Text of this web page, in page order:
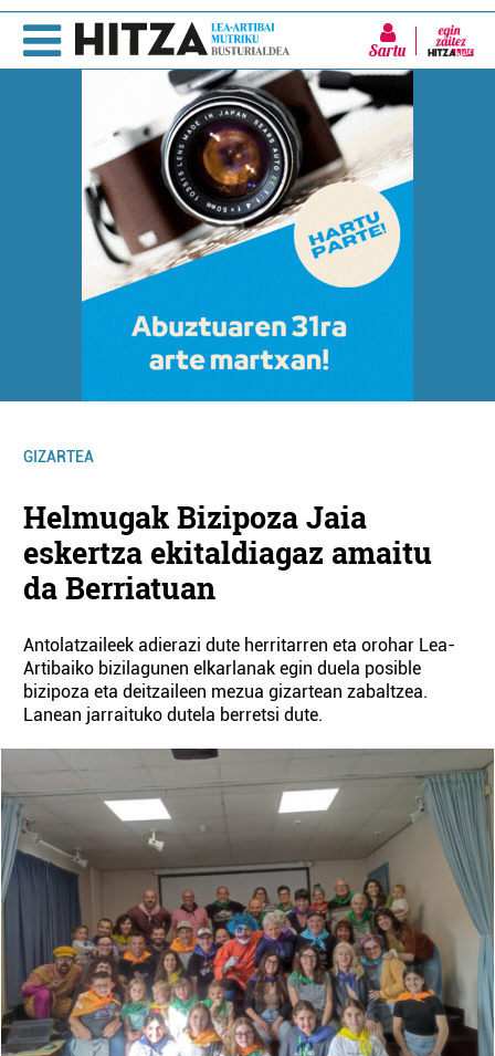
Sartu
GIZARTEA
Helmugak Bizipoza Jaia
eskertza ekitaldiagaz amaitu
da Berriatuan
Antolatzaileek adierazi dute herritarren eta orohar Lea-
Artibaiko bizilagunen elkarlanak egin duela posible
bizipoza eta deitzaileen mezua gizartean zabaltzea.
Lanean jarraituko dutela berretsi dute.